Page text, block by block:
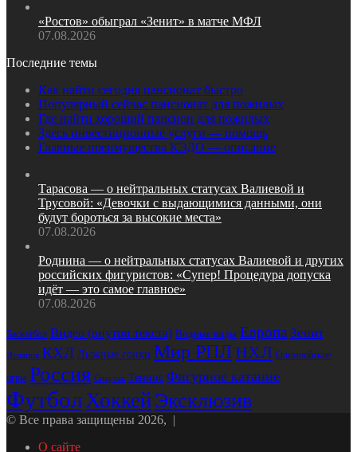
«Ростов» обыграл «Зенит» в матче МФЛ
07.08.2026
Последние темы
Как найти сегодня пансионат быстро
Популярный сейчас пансионат для пожилых
Где найти хороший пансион для пожилых
Здесь инвестиционные услуги — помощь
Главные преимущества КЭДО — описание
Тарасова — о нейтральных статусах Валиевой и
Трусовой: «Девочки с выдающимися данными, они
будут бороться за высокие места»
07.08.2026
Роднина — о нейтральных статусах Валиевой и других
российских фигуристов: «Супер! Процедура допуска
идёт — это самое главное»
07.08.2026
Баскетбол Видео (внутри текста) Водные виды Европа Зенит
Испания КХЛ Лыжные гонки Мир РПЛНХЛ Олимпийские
игры Россия Спартак Теннис Фигурное катание
ФутболХоккейЭксклюзив
© Все права защищены 2026, |
О сайте